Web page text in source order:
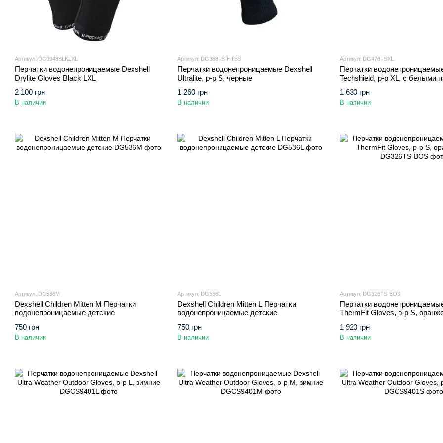
Артикул: DG9948BLKLXL
Перчатки водонепроницаемые Dexshell
Drylite Gloves Black LXL
2 100 грн
В наличии
Артикул: DG368TS-HTBS
Перчатки водонепроницаемые Dexshell
Ultralite, p-p S, черные
1 260 грн
В наличии
Артикул: DG478TSXL
Перчатки
Techshield, p-p XL, с белыми
1 630 грн
В наличии
Артикул: DG536M
Dexshell Children Mitten M Перчатки
водонепроницаемые детские
750 грн
В наличии
Артикул: DG536L
Dexshell Children Mitten L Перчатки
водонепроницаемые детские
750 грн
В наличии
Артикул: DG326TS-BOS
Перчатки
ThermFit Gloves, p-p S,
1 920 грн
В наличии